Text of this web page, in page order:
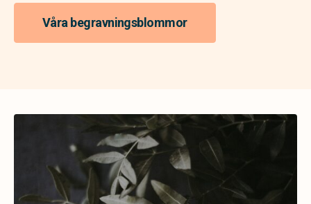
Våra begravningsblommor